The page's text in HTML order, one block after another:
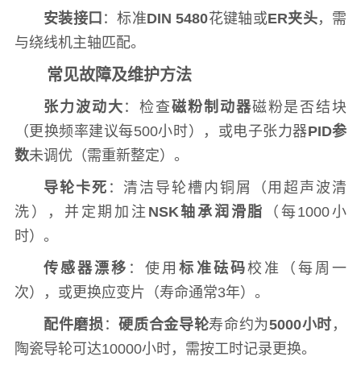
安装接口 ：标准DIN 5480花键轴或ER夹头，需
与绕线机主轴匹配。
常见故障及维护方法
张力波动大 ：检查磁粉制动器磁粉是否结块
（更换频率建议每500小时），或电子张力器PID参
数未调优（需重新整定）。
导轮卡死 ：清洁导轮槽内铜屑（用超声波清
洗），并定期加注 NSK轴承润滑脂
（每1000小
时）。
传感器漂移 ：使用标准砝码校准（每周一
次），或更换应变片（寿命通常3年）。
配件磨损 ：硬质合金导轮寿命约为5000小时 ，
陶瓷导轮可达10000小时，需按工时记录更换。